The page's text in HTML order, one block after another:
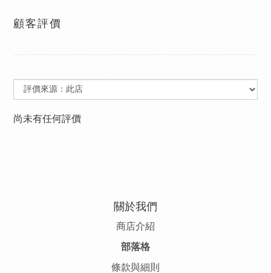
顧客評價
尚未有任何評價
關於我們
商店介紹
部落格
條款與細則